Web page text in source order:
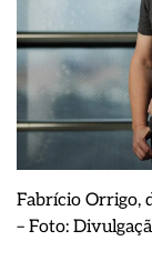
Fabrício Orrigo,
– Foto: